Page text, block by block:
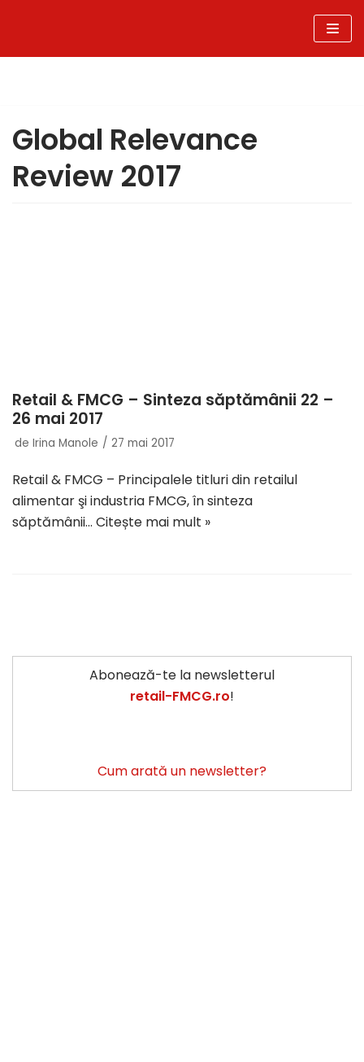
Global Relevance
Review 2017
Retail & FMCG – Sinteza săptămânii 22 –
26 mai 2017
de Irina Manole 27 mai 2017
Retail & FMCG – Principalele titluri din retailul
alimentar şi industria FMCG, în sinteza
săptămânii… Citește mai mult »
Abonează-te la newsletterul
retail-FMCG.ro!
Cum arată un newsletter?